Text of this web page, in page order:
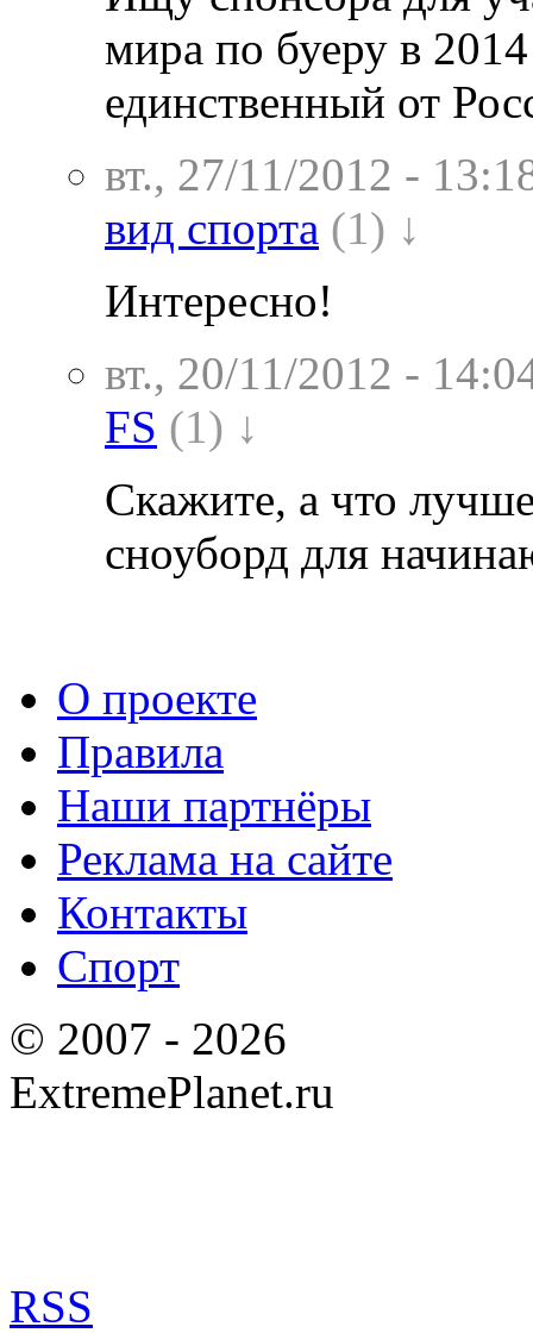
мира по буеру в
единственный от
вт., 27/11/2012 -
вид спорта (1) ↓
Интересно!
вт., 20/11/2012 -
FS (1) ↓
Скажите, а что
сноуборд для
О проекте
Правила
Наши партнёры
Реклама на сайте
Контакты
Спорт
© 2007 - 2026
ExtremePlanet.ru
RSS